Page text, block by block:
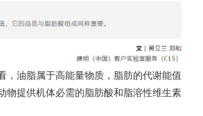
油脂属于高能量物质，脂肪的代谢能值
物提供机体必需的脂肪酸和脂溶性维生素